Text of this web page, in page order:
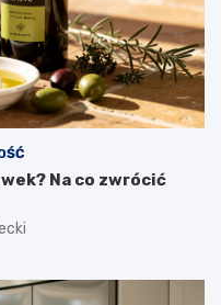
Na co zwrócić